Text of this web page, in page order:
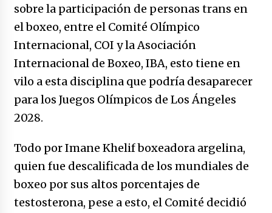
no manda marinero.
04/01/2026
Otro regalo navideño de Petrosky, al caído
caerle
31/12/2025
Que sea un hecho el decreto que quita prima
El aumento del mínimo causa escozor en
pueblo colombiano
31/12/2025
sobre la participación de personas trans en
el boxeo, entre el Comité Olímpico
Internacional, COI y la Asociación
Internacional de Boxeo, IBA, esto tiene en
vilo a esta disciplina que podría desaparecer
para los Juegos Olímpicos de Los Ángeles
2028.
Todo por Imane Khelif boxeadora argelina,
quien fue descalificada de los mundiales de
boxeo por sus altos porcentajes de
testosterona, pese a esto, el Comité decidió